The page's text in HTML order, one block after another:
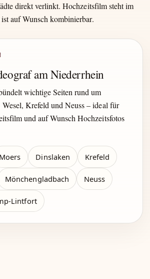
direkt verlinkt. Hochzeitsfilm steht im
auf Wunsch kombinierbar.
am Niederrhein
wichtige Seiten rund um
Krefeld und Neuss – ideal für
und auf Wunsch Hochzeitsfotos
Moers Dinslaken Krefeld
Mönchengladbach Neuss
Lintfort